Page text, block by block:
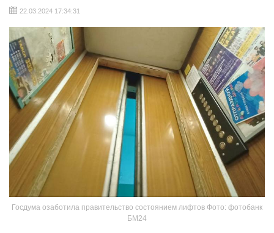
22.03.2024 17:34:31
Госдума озаботила правительство состоянием лифтов Фото: фотобанк
БМ24